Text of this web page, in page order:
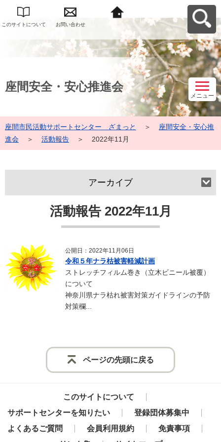
このサイトについて お問い合わせ
トセンター ざまっ
座間安全・安心推進会
メニュー
座間市民活動サポートセンター ざまっと ＞
座間安全・安心推
進会
＞ 活動報告 ＞ 2022年11月
活動報告 2022年11月
公開日：2022年11月06日
令和５年ナラ枯被害軽減計画
ストレッチフィルム巻き（立木ビニール被覆）
について
神奈川県ナラ枯れ被害対策ガイドラインの予防
対策欄...
アーカイブ
ページの先頭に戻る
このサイトについて
サポートセンターを知りたい
登録団体募集中
よくあるご質問
会員利用規約
免責事項